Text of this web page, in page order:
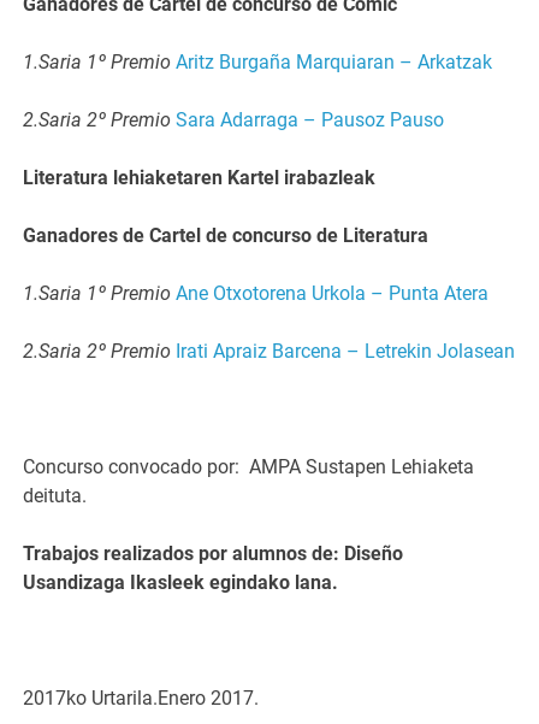
1.Saria 1º Premio Aritz Burgaña Marquiaran – Arkatzak
2.Saria 2º Premio Sara Adarraga – Pausoz Pauso
Literatura lehiaketaren Kartel irabazleak
Ganadores de Cartel de concurso de Literatura
1.Saria 1º Premio Ane Otxotorena Urkola – Punta Atera
2.Saria 2º Premio Irati Apraiz Barcena – Letrekin Jolasean
Concurso convocado por: AMPA Sustapen Lehiaketa
deituta.
Trabajos realizados por alumnos de: Diseño
Usandizaga Ikasleek egindako lana.
2017ko Urtarila.Enero 2017.